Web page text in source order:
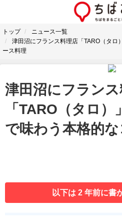
トップ
ニュース一覧
津田沼にフランス料理店「TARO（タロ
ース料理
津田沼にフラン
「TARO（タロ
で味わう本格的
以下は 2 年前に書